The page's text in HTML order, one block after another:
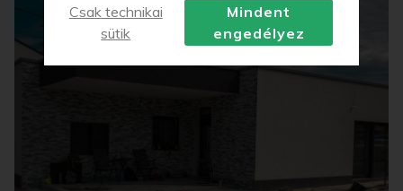
Csak technikai
sütik
Mindent
engedélyez